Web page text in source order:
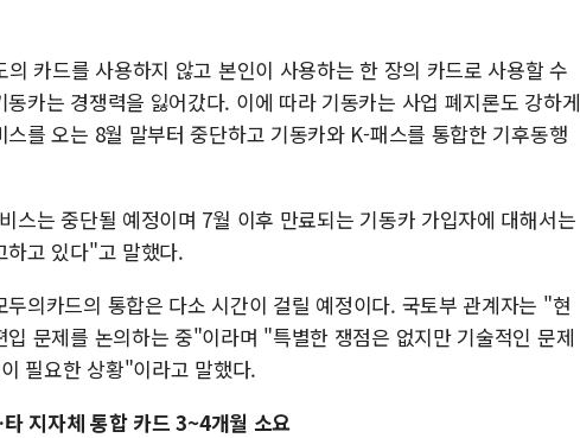
카드를 사용하지 않고 본인이 사용하는 한 장의 카드로 사용할 수
카는 경쟁력을 잃어갔다. 이에 따라 기동카는 사업 폐지론도 강하게
를 오는 8월 말부터 중단하고 기동카와 K-패스를 통합한 기후동행
스는 중단될 예정이며 7월 이후 만료되는 기동카 가입자에 대해서는
하고 있다"고 말했다.
의카드의 통합은 다소 시간이 걸릴 예정이다. 국토부 관계자는 "현
문제를 논의하는 중"이라며 "특별한 쟁점은 없지만 기술적인 문제
필요한 상황"이라고 말했다.
지자체 통합 카드 3~4개월 소요